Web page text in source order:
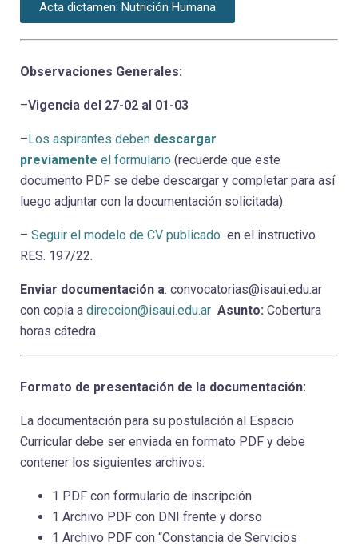
Acta dictamen: Nutrición Humana
Observaciones Generales:
–Vigencia del 27-02 al 01-03
–Los aspirantes deben descargar
previamente el formulario (recuerde que este
documento PDF se debe descargar y completar para así
luego adjuntar con la documentación solicitada).
– Seguir el modelo de CV publicado en el instructivo
RES. 197/22.
Enviar documentación a: convocatorias@isaui.edu.ar
con copia a direccion@isaui.edu.ar Asunto: Cobertura
horas cátedra.
Formato de presentación de la documentación:
La documentación para su postulación al Espacio
Curricular debe ser enviada en formato PDF y debe
contener los siguientes archivos:
1 PDF con formulario de inscripción
1 Archivo PDF con DNI frente y dorso
1 Archivo PDF con “Constancia de Servicios